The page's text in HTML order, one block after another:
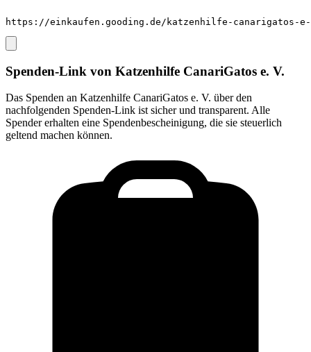
https://einkaufen.gooding.de/katzenhilfe-canarigatos-e-
Spenden-Link von Katzenhilfe CanariGatos e. V.
Das Spenden an Katzenhilfe CanariGatos e. V. über den
nachfolgenden Spenden-Link ist sicher und transparent. Alle
Spender erhalten eine Spendenbescheinigung, die sie steuerlich
geltend machen können.